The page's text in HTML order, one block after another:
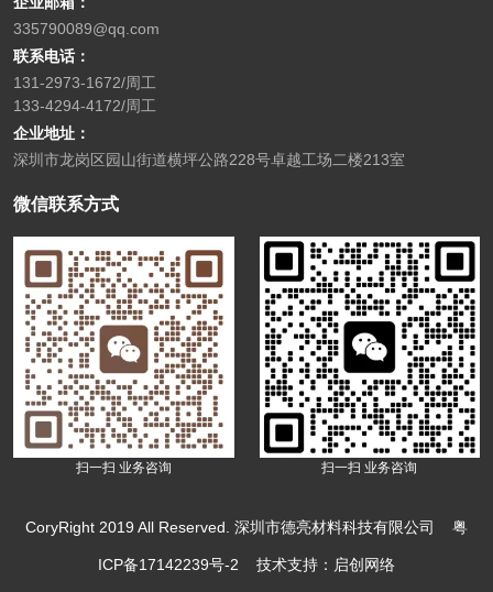
335790089@qq.com
联系电话：
131-2973-1672/周工
133-4294-4172/周工
企业地址：
深圳市龙岗区园山街道横坪公路228号卓越工场二楼213室
微信联系方式
扫一扫 业务咨询 扫一扫 业务咨询
CoryRight 2019 All Reserved. 深圳市德亮材料科技有限公司 粤
ICP备17142239号-2 技术支持：启创网络